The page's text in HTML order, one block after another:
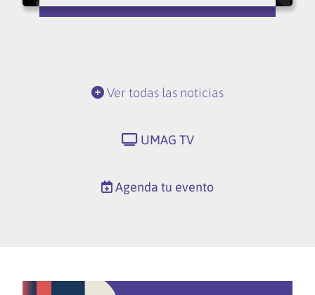
Ver todas las noticias
UMAG TV
Agenda tu evento